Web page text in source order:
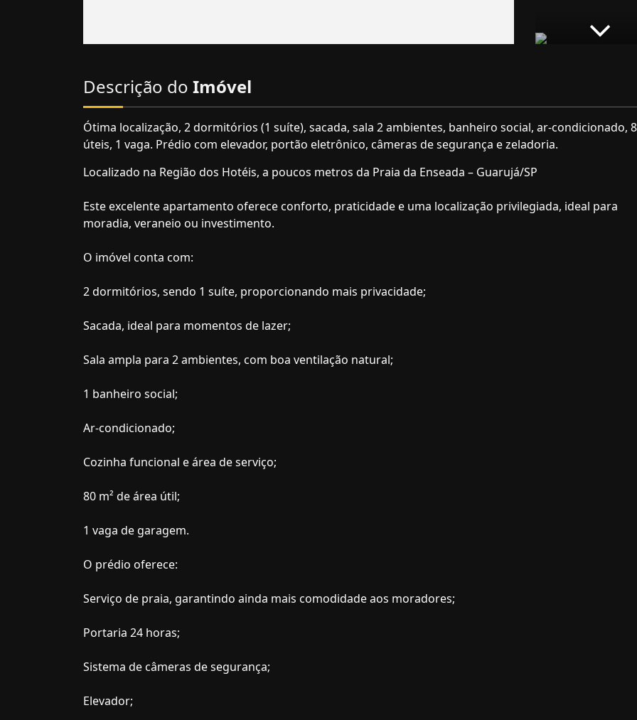
Descrição do Imóvel
Ótima localização, 2 dormitórios (1 suíte), sacada, sala 2 ambientes, banheiro social, ar-condicionado,
úteis, 1 vaga. Prédio com elevador, portão eletrônico, câmeras de segurança e zeladoria.
Localizado na Região dos Hotéis, a poucos metros da Praia da Enseada – Guarujá/SP
Este excelente apartamento oferece conforto, praticidade e uma localização privilegiada, ideal para
moradia, veraneio ou investimento.
O imóvel conta com:
2 dormitórios, sendo 1 suíte, proporcionando mais privacidade;
Sacada, ideal para momentos de lazer;
Sala ampla para 2 ambientes, com boa ventilação natural;
1 banheiro social;
Ar-condicionado;
Cozinha funcional e área de serviço;
80 m² de área útil;
1 vaga de garagem.
O prédio oferece:
Serviço de praia, garantindo ainda mais comodidade aos moradores;
Portaria 24 horas;
Sistema de câmeras de segurança;
Elevador;